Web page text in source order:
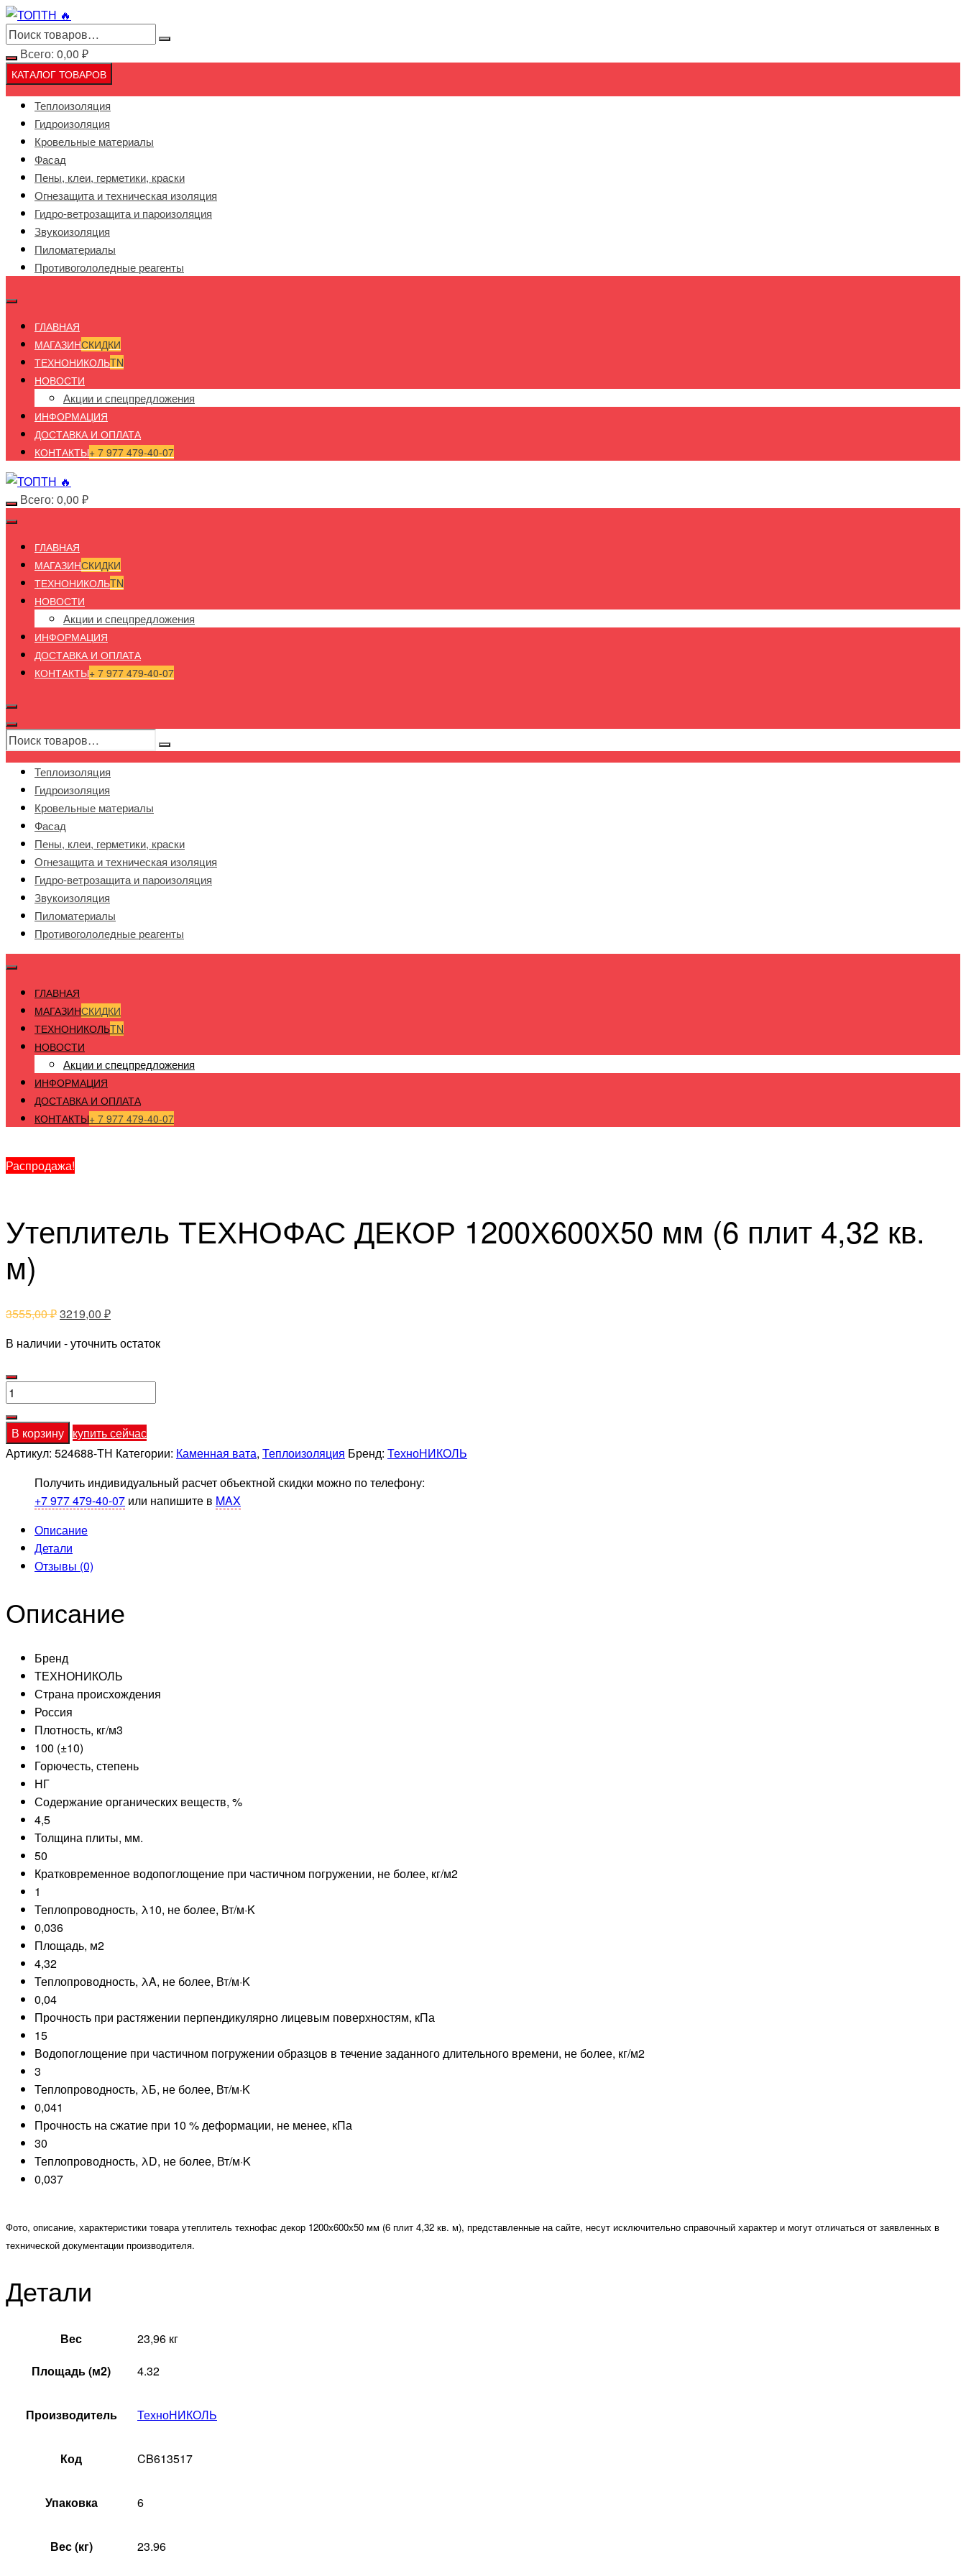
Перейти
к
содержимому
Всего: 0,00 ₽
КАТАЛОГ ТОВАРОВ
Теплоизоляция
Гидроизоляция
Кровельные материалы
Фасад
Пены, клеи, герметики, краски
Огнезащита и техническая изоляция
Гидро-ветрозащита и пароизоляция
Звукоизоляция
Пиломатериалы
Противогололедные реагенты
ГЛАВНАЯ
МАГАЗИНСКИДКИ
ТЕХНОНИКОЛЬTN
НОВОСТИ
Акции и спецпредложения
ИНФОРМАЦИЯ
ДОСТАВКА И ОПЛАТА
КОНТАКТЫ+ 7 977 479-40-07
Всего: 0,00 ₽
ГЛАВНАЯ
МАГАЗИНСКИДКИ
ТЕХНОНИКОЛЬTN
НОВОСТИ
Акции и спецпредложения
ИНФОРМАЦИЯ
ДОСТАВКА И ОПЛАТА
КОНТАКТЫ+ 7 977 479-40-07
Теплоизоляция
Гидроизоляция
Кровельные материалы
Фасад
Пены, клеи, герметики, краски
Огнезащита и техническая изоляция
Гидро-ветрозащита и пароизоляция
Звукоизоляция
Пиломатериалы
Противогололедные реагенты
ГЛАВНАЯ
МАГАЗИНСКИДКИ
ТЕХНОНИКОЛЬTN
НОВОСТИ
Акции и спецпредложения
ИНФОРМАЦИЯ
ДОСТАВКА И ОПЛАТА
КОНТАКТЫ+ 7 977 479-40-07
Распродажа!
Утеплитель ТЕХНОФАС ДЕКОР 1200Х600Х50 мм (6 плит 4,32 кв.
м)
3555,00₽Первоначальная
составляла
3219,00 ₽Текущая
3219,00 ₽.
В наличии - уточнить остаток
Количество
товара
Утеплитель
ТЕХНОФАС
ДЕКОР
1200Х600Х50
плит
4,32
В корзину купить сейчас
Артикул: 524688-ТН Категории: Каменная вата, Теплоизоляция Бренд: ТехноНИКОЛЬ
Получить индивидуальный расчет объектной скидки можно по телефону:
+7 977 479-40-07 или напишите в MAX
Описание
Детали
Отзывы (0)
Описание
Бренд
ТЕХНОНИКОЛЬ
Страна происхождения
Россия
Плотность, кг/м3
100 (±10)
Горючесть, степень
НГ
Содержание органических веществ, %
4,5
Толщина плиты, мм.
50
Кратковременное водопоглощение при частичном погружении, не более, кг/м2
1
Теплопроводность, λ10, не более, Вт/м·K
0,036
Площадь, м2
4,32
Теплопроводность, λA, не более, Вт/м·K
0,04
Прочность при растяжении перпендикулярно лицевым поверхностям, кПа
15
Водопоглощение при частичном погружении образцов в течение заданного длительного времени, не более, кг/м2
3
Теплопроводность, λБ, не более, Вт/м·K
0,041
Прочность на сжатие при 10 % деформации, не менее, кПа
30
Теплопроводность, λD, не более, Вт/м·K
0,037
Фото, описание, характеристики товара утеплитель технофас декор 1200х600х50 мм (6 плит 4,32 кв. м), представленные на сайте, несут исключительно справочный характер и могут отличаться от заявленных в
технической документации производителя.
Детали
Вес
23,96 кг
Площадь (м2)
4.32
Производитель ТехноНИКОЛЬ
Код CB613517
Упаковка 6
Вес (кг) 23.96